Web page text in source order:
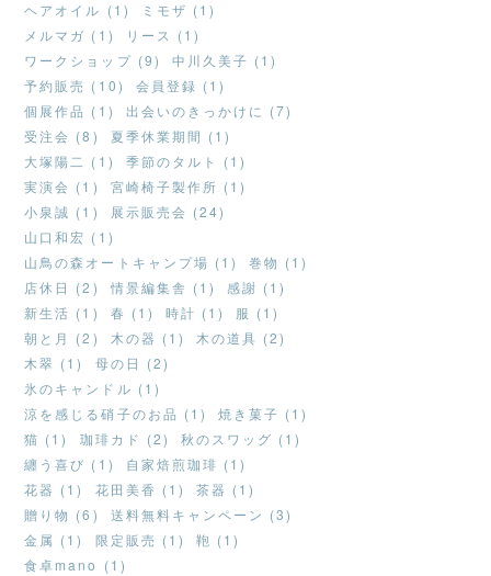
ヘアオイル (1)
ミモザ (1)
メルマガ (1)
リース (1)
ワークショップ (9)
中川久美子 (1)
予約販売 (10)
会員登録 (1)
個展作品 (1)
出会いのきっかけに (7)
受注会 (8)
夏季休業期間 (1)
大塚陽二 (1)
季節のタルト (1)
実演会 (1)
宮崎椅子製作所 (1)
小泉誠 (1)
展示販売会 (24)
山口和宏 (1)
山鳥の森オートキャンプ場 (1)
巻物 (1)
店休日 (2)
情景編集舎 (1)
感謝 (1)
新生活 (1)
春 (1) 時計 (1)
服 (1)
朝と月 (2)
木の器 (1)
木の道具 (2)
木翠 (1)
母の日 (2)
氷のキャンドル (1)
涼を感じる硝子のお品 (1)
焼き菓子 (1)
猫 (1)
珈琲カド (2)
秋のスワッグ (1)
纏う喜び (1)
自家焙煎珈琲 (1)
花器 (1)
花田美香 (1)
茶器 (1)
贈り物 (6)
送料無料キャンペーン (3)
金属 (1)
限定販売 (1)
鞄 (1)
食卓mano (1)